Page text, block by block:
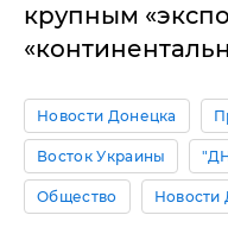
крупным
Новости Донецка
Восток Украины
Общество Новости